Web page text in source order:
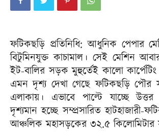
ফটিকছড়ি প্রতিনিধি: আধুনিক পেপার
বিটুমিনযুক্ত কাচামাল। সেই মেশিন
ইট-বালির সড়ক মুহুর্তেই কালো
এমন দৃশ্য দেখা গেছে ফটিকছড়ি পৌর
এলাকায়। এভাবে পাল্টে যাচ্ছে উত্তর
দৃশ্যমান হচ্ছে সম্প্রসারিত হাটহাজারী-
আঞ্চলিক মহাসড়কের ৩২.৫